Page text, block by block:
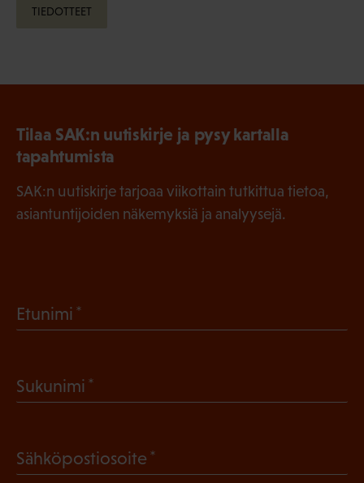
TIEDOTTEET
Tilaa SAK:n uutiskirje ja pysy kartalla
tapahtumista
SAK:n uutiskirje tarjoaa viikottain tutkittua tietoa,
asiantuntijoiden näkemyksiä ja analyysejä.
Etunimi
l
Sukunimi
k
Sähköpostiosoite